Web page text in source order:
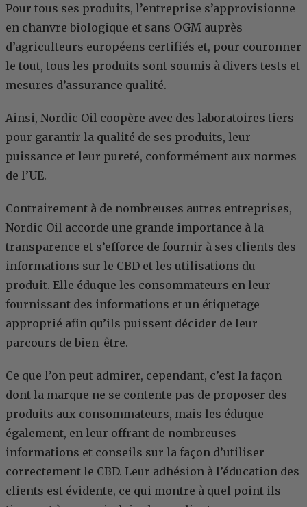
Pour tous ses produits, l’entreprise s’approvisionne
en chanvre biologique et sans OGM auprès
d’agriculteurs européens certifiés et, pour couronner
le tout, tous les produits sont soumis à divers tests et
mesures d’assurance qualité.
Ainsi, Nordic Oil coopère avec des laboratoires tiers
pour garantir la qualité de ses produits, leur
puissance et leur pureté, conformément aux normes
de l’UE.
Contrairement à de nombreuses autres entreprises,
Nordic Oil accorde une grande importance à la
transparence et s’efforce de fournir à ses clients des
informations sur le CBD et les utilisations du
produit. Elle éduque les consommateurs en leur
fournissant des informations et un étiquetage
approprié afin qu’ils puissent décider de leur
parcours de bien-être.
Ce que l’on peut admirer, cependant, c’est la façon
dont la marque ne se contente pas de proposer des
produits aux consommateurs, mais les éduque
également, en leur offrant de nombreuses
informations et conseils sur la façon d’utiliser
correctement le CBD. Leur adhésion à l’éducation des
clients est évidente, ce qui montre à quel point ils